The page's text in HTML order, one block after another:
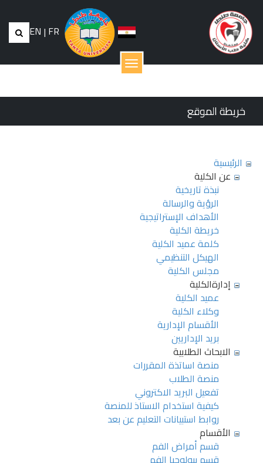
EN | FR
القائمة
خريطة الموقع
الرئيسية
عن الكلية
نبذة تاريخية
الرؤية والرسالة
الأهداف الإستراتيجية
خريطة الكلية
كلمة عميد الكلية
الهيكل التنظيمي
مجلس الكلية
إدارةالكلية
عميد الكلية
وكلاء الكلية
الأقسام الإدارية
بريد الإداريين
الابحاث الطلابية
منصة اساتذة المقررات
منصة الطلاب
تفعيل البريد الاكتروني
كيفية استخدام الاستاذ للمنصة
روابط استبيانات التعليم عن بعد
الأقسام
قسم أمراض الفم
قسم بيولوجيا الفم